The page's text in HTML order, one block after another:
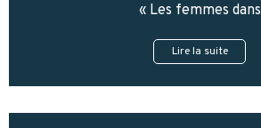
« Les femmes dans
Lire la suite